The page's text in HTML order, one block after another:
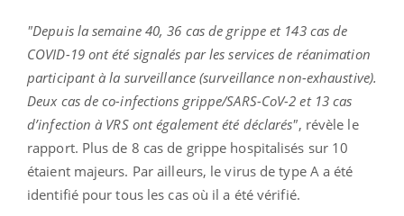
"Depuis la semaine 40, 36 cas de grippe et 143 cas de
COVID-19 ont été signalés par les services de réanimation
participant à la surveillance (surveillance non-exhaustive).
Deux cas de co-infections grippe/SARS-CoV-2 et 13 cas
d’infection à VRS ont également été déclarés", révèle le
rapport. Plus de 8 cas de grippe hospitalisés sur 10
étaient majeurs. Par ailleurs, le virus de type A a été
identifié pour tous les cas où il a été vérifié.